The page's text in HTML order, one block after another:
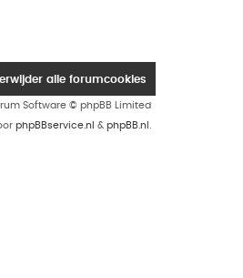
alle forumcookies
Software © phpBB Limited
phpBBservice.nl & phpBB.nl